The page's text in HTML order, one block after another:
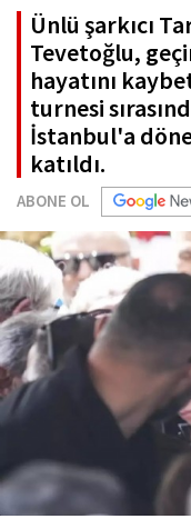
Ünlü şarkıcı
Tevetoğlu,
hayatını
turnesi
İstanbul'a
katıldı.
ABONE OL